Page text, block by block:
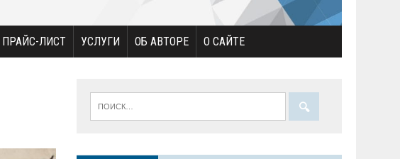
ПРАЙС-ЛИСТ УСЛУГИ ОБ АВТОРЕ О САЙТЕ